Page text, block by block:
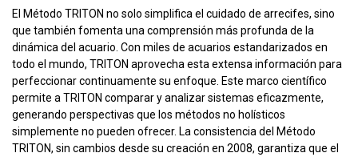
El Método TRITON no solo simplifica el cuidado de arrecifes, sino
que también fomenta una comprensión más profunda de la
dinámica del acuario. Con miles de acuarios estandarizados en
todo el mundo, TRITON aprovecha esta extensa información para
perfeccionar continuamente su enfoque. Este marco científico
permite a TRITON comparar y analizar sistemas eficazmente,
generando perspectivas que los métodos no holísticos
simplemente no pueden ofrecer. La consistencia del Método
TRITON, sin cambios desde su creación en 2008, garantiza que el